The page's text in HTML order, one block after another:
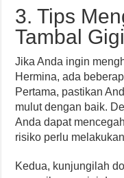
3. Tips
Tambal
Jika Anda ingin
Hermina, ada
Pertama, pastikan
mulut dengan baik.
Anda dapat
risiko perlu
Kedua, kunjungilah